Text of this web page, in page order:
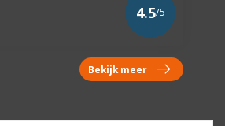
4.5/5
Bekijk meer